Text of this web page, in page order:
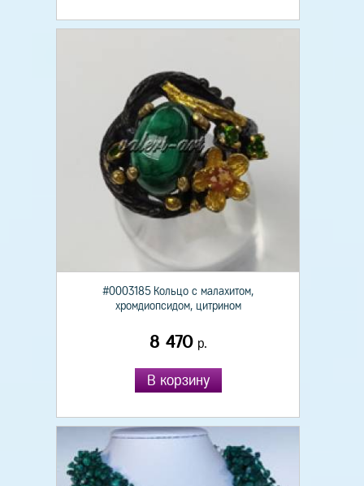
#0003185 Кольцо с малахитом,
хромдиопсидом, цитрином
8 470р.
В корзину